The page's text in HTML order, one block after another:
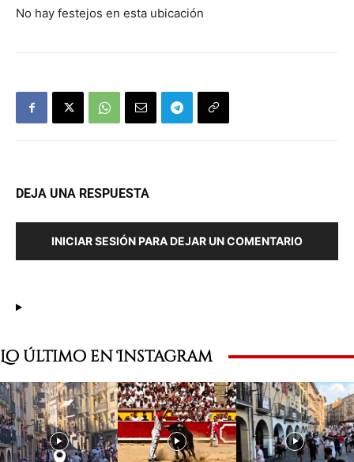
No hay festejos en esta ubicación
DEJA UNA RESPUESTA
INICIAR SESIÓN PARA DEJAR UN COMENTARIO
Lo último en Instagram